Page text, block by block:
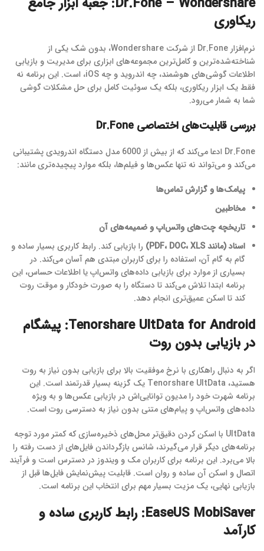
ریکاوری
نرم‌افزار Dr.Fone از شرکت Wondershare، بدون شک یکی از
شناخته‌شده‌ترین و کامل‌ترین مجموعه‌های ابزاری برای مدیریت و بازیابی
اطلاعات گوشی‌های هوشمند، چه اندروید و چه iOS، است. این برنامه نه
فقط یک ابزار ریکاوری، بلکه یک سوئیت کامل برای حل مشکلات گوشی
شما به شمار می‌رود.
بررسی قابلیت‌های اختصاصی Dr.Fone
Dr.Fone ادعا می‌کند که از بیش از 6000 مدل دستگاه اندرویدی پشتیبانی
می‌کند و می‌تواند نه تنها عکس‌ها و فیلم‌ها، بلکه موارد پیچیده‌تری مانند:
پیامک‌ها و گزارش تماس‌ها
مخاطبین
تاریخچه چت‌های واتس‌اپ و ضمیمه‌های آن
اسناد (مانند PDF، DOC، XLS)
را بازیابی کند. رابط کاربری بسیار ساده و
گام به گام آن، استفاده را برای کاربران مبتدی هم آسان می‌کند. در
بسیاری از موارد برای بازیابی داده‌های واتس‌اپ یا اطلاعات حساس، این
برنامه ابتدا تلاش می‌کند تا دستگاه را به صورت خودکار و موقت روت
کند تا اسکن عمیق‌تری انجام دهد.
Tenorshare UltData for Android: پیشگام
در بازیابی بدون روت
اگر به دنبال راهکاری با نرخ موفقیت بالا برای بازیابی بدون نیاز به روت
هستید، Tenorshare UltData یک گزینه بسیار قدرتمند است. این
برنامه شهرت خود را مدیون توانایی‌اش در بازیابی عکس‌ها و به ویژه
داده‌های واتس‌اپ و پیام‌های متنی بدون نیاز به دسترسی روت است.
UltData با اسکن کردن دقیق‌تر محل‌های ذخیره‌سازی که کمتر مورد توجه
برنامه‌های دیگر قرار می‌گیرند، شانس بازگرداندن فایل‌های از دست رفته را
بالا می‌برد. این برنامه برای کاربران مک و ویندوز در دسترس است و فرآیند
اتصال و اسکن آن ساده و روان است. قابلیت پیش‌نمایش فایل‌ها قبل از
بازیابی نهایی، یک مزیت بسیار مهم برای انتخاب این برنامه است.
EaseUS MobiSaver: رابط کاربری ساده و
کارآمد